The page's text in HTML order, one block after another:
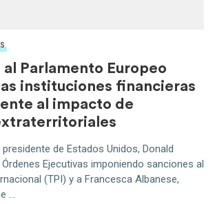
al Parlamento Europeo
instituciones financieras
al impacto de
presidente de Estados Unidos, Donald
Ejecutivas imponiendo sanciones al
(TPI) y a Francesca Albanese,
...